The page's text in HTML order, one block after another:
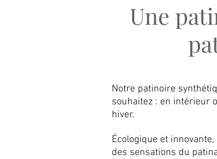
Une
Notre patinoire
souhaitez : en intérieur
hiver.
Écologique et
des sensations du